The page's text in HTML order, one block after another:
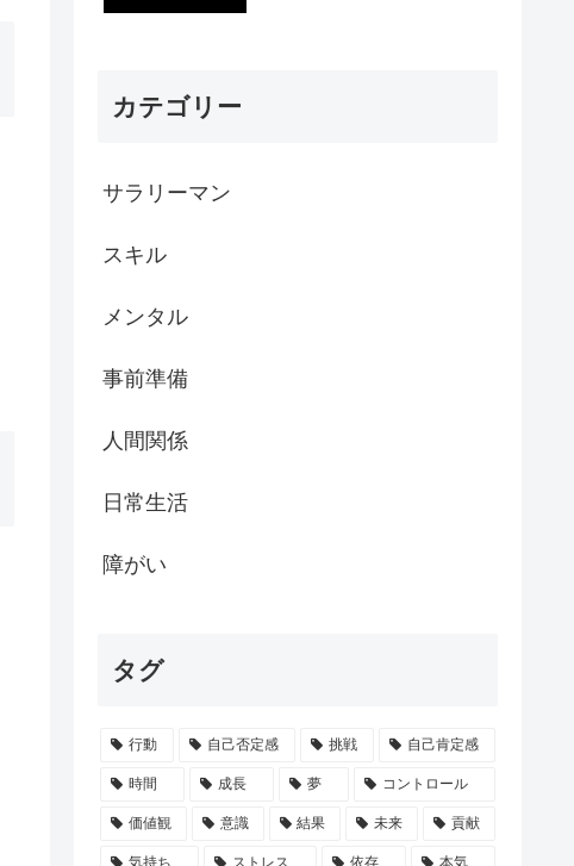
カテゴリー
サラリーマン
スキル
メンタル
事前準備
人間関係
日常生活
障がい
タグ
行動 自己否定感 挑戦 自己肯定感
時間 成長 夢 コントロール
価値観 意識 結果 未来 貢献